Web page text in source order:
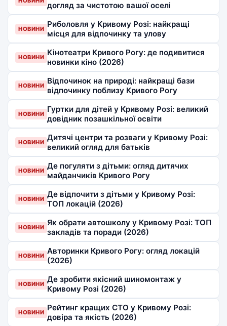
догляд за чистотою вашої оселі
НОВИНИ Риболовля у Кривому Розі: найкращі
місця для відпочинку та улову
НОВИНИ Кінотеатри Кривого Рогу: де подивитися
новинки кіно (2026)
НОВИНИ Відпочинок на природі: найкращі бази
відпочинку поблизу Кривого Рогу
НОВИНИ Гуртки для дітей у Кривому Розі: великий
довідник позашкільної освіти
НОВИНИ Дитячі центри та розваги у Кривому Розі:
великий огляд для батьків
НОВИНИ Де погуляти з дітьми: огляд дитячих
майданчиків Кривого Рогу
НОВИНИ Де відпочити з дітьми у Кривому Розі:
ТОП локацій (2026)
НОВИНИ Як обрати автошколу у Кривому Розі: ТОП
закладів та поради (2026)
НОВИНИ Авторинки Кривого Рогу: огляд локацій
(2026)
НОВИНИ Де зробити якісний шиномонтаж у
Кривому Розі (2026)
НОВИНИ Рейтинг кращих СТО у Кривому Розі:
довіра та якість (2026)